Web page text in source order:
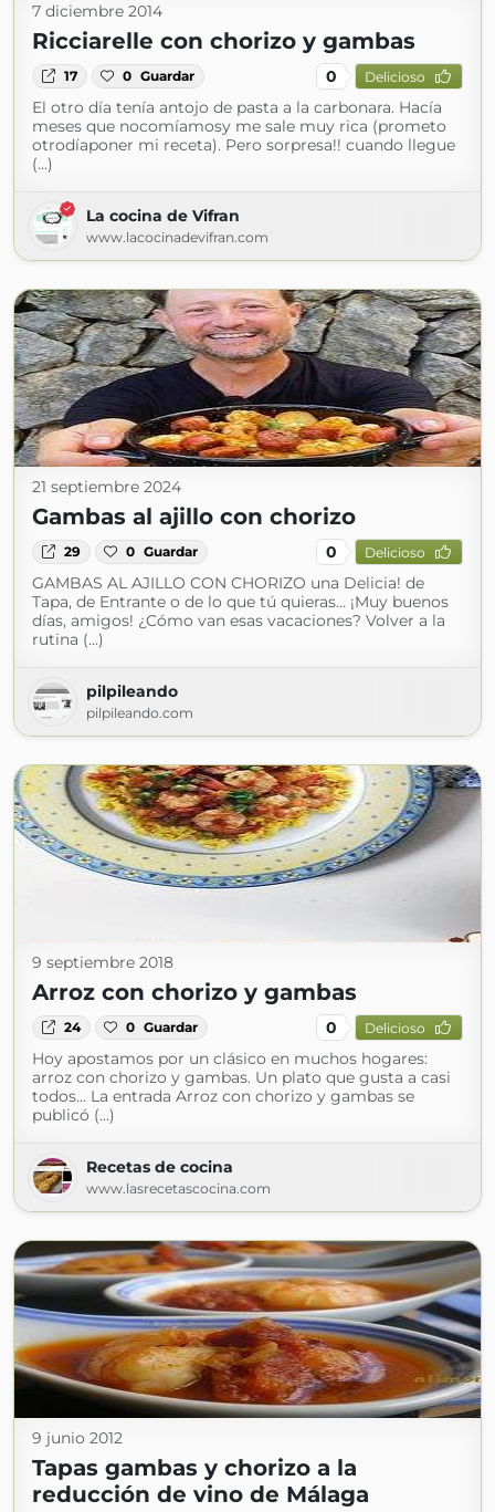
7 diciembre 2014
Ricciarelle con chorizo y gambas
17 0 Guardar 0 Delicioso
El otro día tenía antojo de pasta a la carbonara. Hacía
meses que nocomíamosy me sale muy rica (prometo
otrodíaponer mi receta). Pero sorpresa!! cuando llegue
(...)
La cocina de Vifran
www.lacocinadevifran.com
21 septiembre 2024
Gambas al ajillo con chorizo
29 0 Guardar 0 Delicioso
GAMBAS AL AJILLO CON CHORIZO una Delicia! de
Tapa, de Entrante o de lo que tú quieras… ¡Muy buenos
días, amigos! ¿Cómo van esas vacaciones? Volver a la
rutina (...)
pilpileando
pilpileando.com
9 septiembre 2018
Arroz con chorizo y gambas
24 0 Guardar 0 Delicioso
Hoy apostamos por un clásico en muchos hogares:
arroz con chorizo y gambas. Un plato que gusta a casi
todos... La entrada Arroz con chorizo y gambas se
publicó (...)
Recetas de cocina
www.lasrecetascocina.com
9 junio 2012
Tapas gambas y chorizo a la
reducción de vino de Málaga